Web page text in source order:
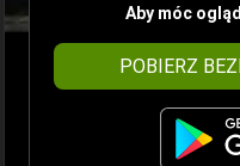
Aby móc
POBIERZ